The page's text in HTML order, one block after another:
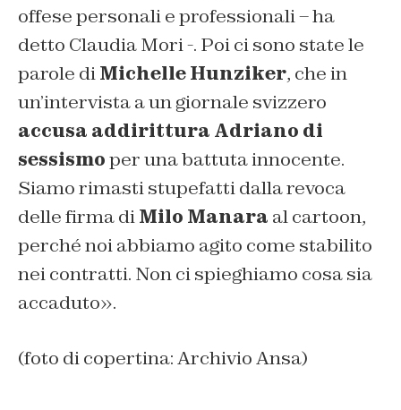
offese personali e professionali – ha
detto Claudia Mori -. Poi ci sono state le
parole diMichelle Hunziker, che in
un’intervista a un giornale svizzero
accusa addirittura Adriano di
sessismoper una battuta innocente.
Siamo rimasti stupefatti dalla revoca
delle firma diMilo Manara al cartoon,
perché noi abbiamo agito come stabilito
nei contratti. Non ci spieghiamo cosa sia
accaduto».
(foto di copertina: Archivio Ansa)